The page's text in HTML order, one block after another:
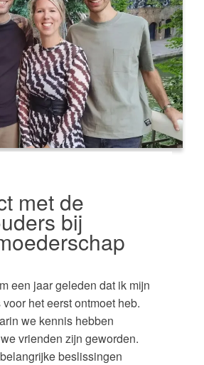
met de
bij
een jaar geleden dat ik mijn
het eerst ontmoet heb.
we kennis hebben
vrienden zijn geworden.
beslissingen